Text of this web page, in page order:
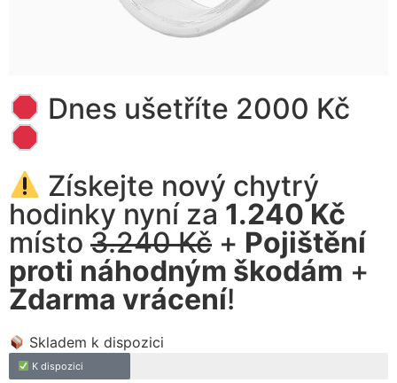
Dnes ušetříte 2000 Kč
Získejte nový chytrý
hodinky nyní za 1.240 Kč
místo 3.240 Kč + Pojištění
proti náhodným škodám +
Zdarma vrácení!
Skladem k dispozici
K dispozici